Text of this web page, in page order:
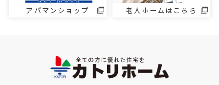
アパマンショップ 老人ホームはこちら